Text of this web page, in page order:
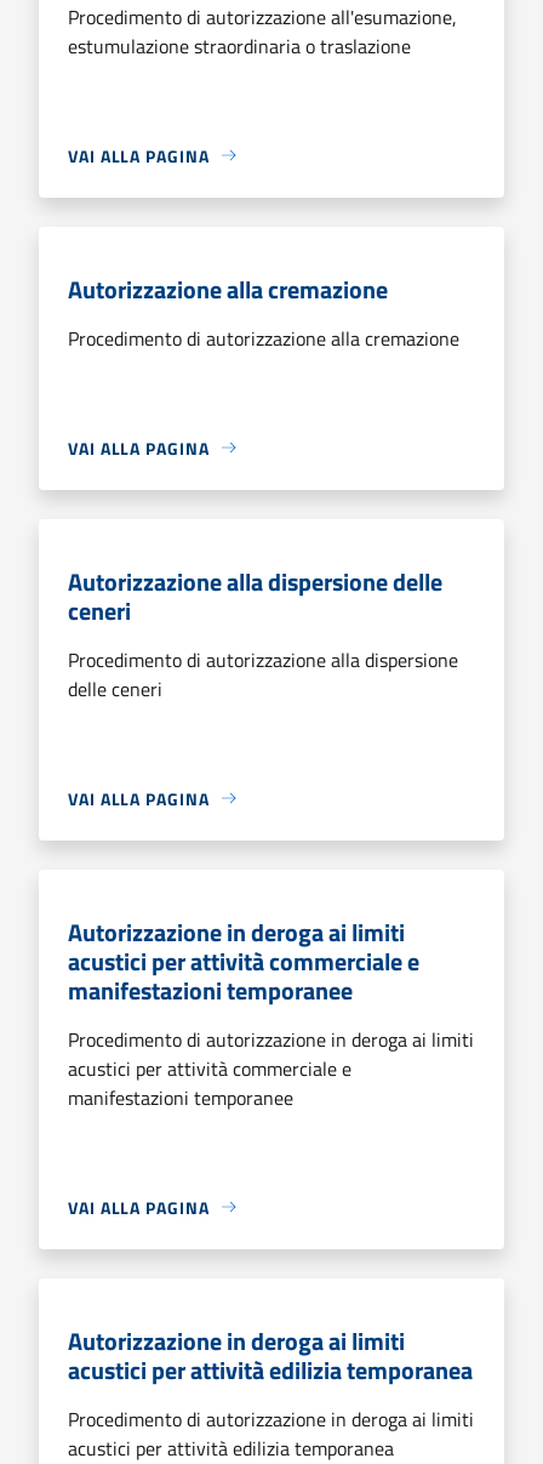
Procedimento di autorizzazione all'esumazione,
estumulazione straordinaria o traslazione
VAI ALLA PAGINA
Autorizzazione alla cremazione
Procedimento di autorizzazione alla cremazione
VAI ALLA PAGINA
Autorizzazione alla dispersione delle
ceneri
Procedimento di autorizzazione alla dispersione
delle ceneri
VAI ALLA PAGINA
Autorizzazione in deroga ai limiti
acustici per attività commerciale e
manifestazioni temporanee
Procedimento di autorizzazione in deroga ai limiti
acustici per attività commerciale e
manifestazioni temporanee
VAI ALLA PAGINA
Autorizzazione in deroga ai limiti
acustici per attività edilizia temporanea
Procedimento di autorizzazione in deroga ai limiti
acustici per attività edilizia temporanea